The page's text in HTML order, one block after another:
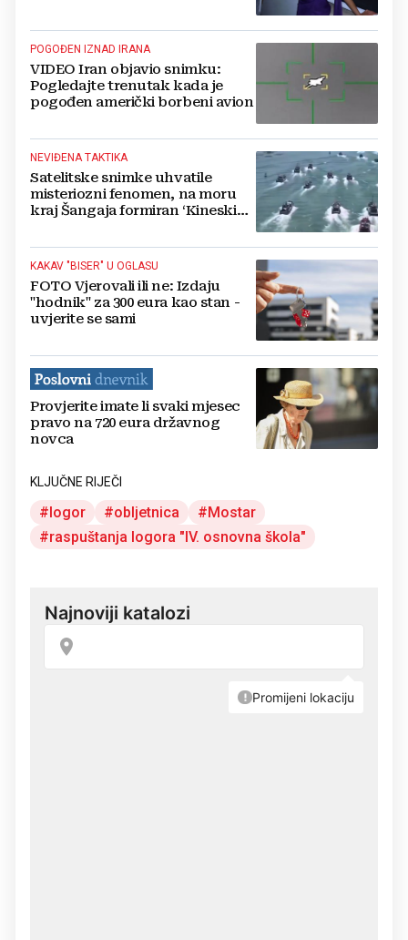
POGOĐEN IZNAD IRANA
VIDEO Iran objavio snimku:
Pogledajte trenutak kada je
pogođen američki borbeni avion
NEVIĐENA TAKTIKA
Satelitske snimke uhvatile
misteriozni fenomen, na moru
kraj Šangaja formiran ‘Kineski
KAKAV "BISER" U OGLASU
FOTO Vjerovali ili ne: Izdaju
"hodnik" za 300 eura kao stan -
uvjerite se sami
Provjerite imate li svaki mjesec
pravo na 720 eura državnog
novca
KLJUČNE RIJEČI
logor obljetnica
Mostar
raspuštanja logora "IV. osnovna škola"